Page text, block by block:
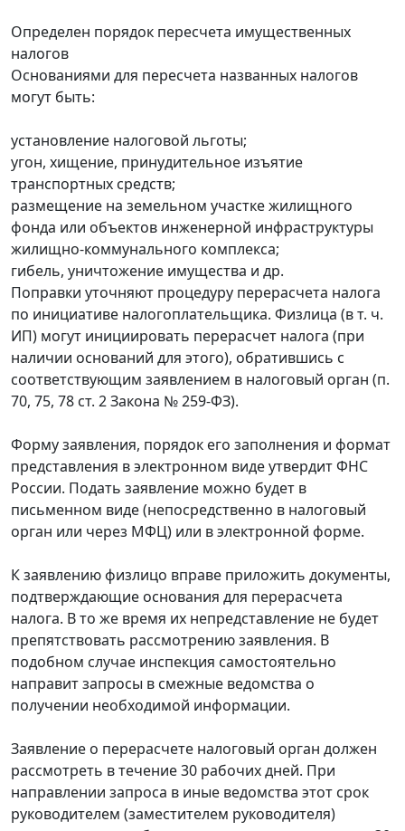
Определен порядок пересчета имущественных
налогов
Основаниями для пересчета названных налогов
могут быть:
установление налоговой льготы;
угон, хищение, принудительное изъятие
транспортных средств;
размещение на земельном участке жилищного
фонда или объектов инженерной инфраструктуры
жилищно-коммунального комплекса;
гибель, уничтожение имущества и др.
Поправки уточняют процедуру перерасчета налога
по инициативе налогоплательщика. Физлица (в т. ч.
ИП) могут инициировать перерасчет налога (при
наличии оснований для этого), обратившись с
соответствующим заявлением в налоговый орган (п.
70, 75, 78 ст. 2 Закона № 259-ФЗ).
Форму заявления, порядок его заполнения и формат
представления в электронном виде утвердит ФНС
России. Подать заявление можно будет в
письменном виде (непосредственно в налоговый
орган или через МФЦ) или в электронной форме.
К заявлению физлицо вправе приложить документы,
подтверждающие основания для перерасчета
налога. В то же время их непредставление не будет
препятствовать рассмотрению заявления. В
подобном случае инспекция самостоятельно
направит запросы в смежные ведомства о
получении необходимой информации.
Заявление о перерасчете налоговый орган должен
рассмотреть в течение 30 рабочих дней. При
направлении запроса в иные ведомства этот срок
руководителем (заместителем руководителя)